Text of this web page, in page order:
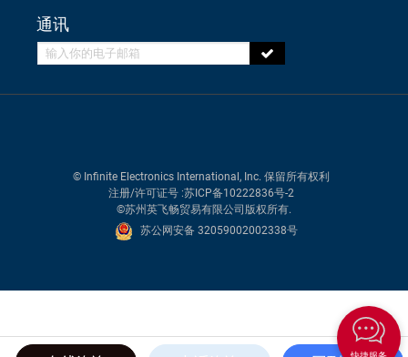
通讯
© Infinite Electronics International, Inc. 保留所有权利
注册/许可证号 :苏ICP备10222836号-2
©苏州英飞畅贸易有限公司版权所有.
苏公网安备 32059002002338号